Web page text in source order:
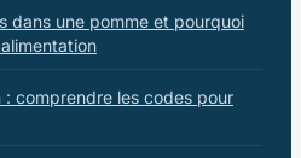
dans une pomme et pourquoi
: comprendre les codes pour